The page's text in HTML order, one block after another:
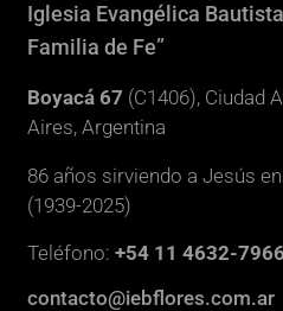
Iglesia Evangélica
Familia de Fe”
Boyacá 67 (C1406), Ciudad
Aires, Argentina
86 años sirviendo a Jesús
(1939-2025)
Teléfono:+54 11 4632-
contacto@iebflores.com.ar